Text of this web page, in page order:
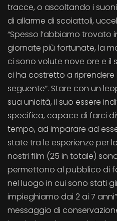
tracce, o ascoltando i
di allarme di scoiattoli,
“Spesso l’abbiamo trovato
giornate più fortunate, la
ci sono volute nove ore e il
ci ha costretto a riprendere
seguente”. Stare con un
sua unicità, il suo essere
specifica, capace di farci
tempo, ad imparare ad
state tra le esperienze per
nostri film (25 in totale)
permettono al pubblico di
nel luogo in cui sono stati
impieghiamo dai 2 ai 7
messaggio di